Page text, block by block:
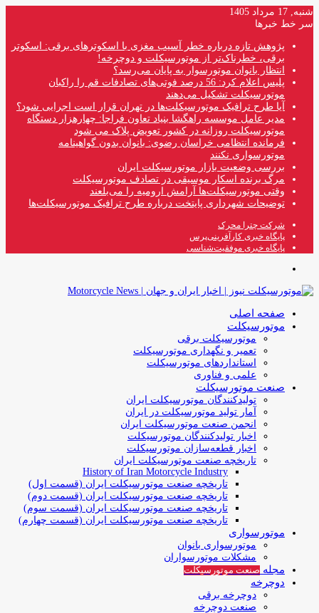
شنبه, 17 مرداد 1405
سر خط خبرها
پژوهش تازه درباره خطر آسیب مغزی با اسکوترهای برقی: اسکوتر
برقی، خطرناک‌تر از موتورسیکلت و دوچرخه!
انتظار بانوان موتورسوار به پایان می‌رسد؟
پلیس اعلام کرد: 56 درصد فوتی‌های تصادفات قم را راکبان
موتورسیکلت تشکیل می‌دهند
آیا طرح ترافیک موتورسیکلت‌ها در تهران قرار است اجرایی شود؟
مدیر عامل موسسه راهگشا بنیاد تعاون فراجا: چهارهزار دستگاه
موتورسیکلت روزانه در کشور تعویض پلاک می شود
فرمانده انتظامی خراسان رضوی: بانوان بدون گواهینامه
موتورسواری نکنند
بررسی وضعیت بازار موتورسیکلت ایران
مرگ برنده اسکار موسیقی در تصادف موتورسیکلت
وقتی موتورسیکلت‌ها آرامش ارومیه را می‌بلعند
توضیحات شهرداری پایتخت درباره طرح ترافیک موتورسیکلت‌ها
شرکت چترا محرک
پایگاه خبری کارآفرینی‌پرس
پایگاه خبری موفقیت‌شناسی
صفحه اصلی
موتورسیکلت
موتورسیکلت برقی
تعمیر و نگهداری موتورسیکلت
استانداردهای موتورسیکلت
علمی و فناوری
صنعت موتورسیکلت
تولیدکنندگان موتورسیکلت ایران
آمار تولید موتورسیکلت در ایران
انجمن صنعت موتورسیکلت ایران
اخبار تولیدکنندگان موتورسیکلت
اخبار قطعه‌سازان موتورسیکلت
تاریخچه صنعت موتورسیکلت ایران
History of Iran Motorcycle Industry
تاریخچه صنعت موتورسیکلت ایران (قسمت اول)
تاریخچه صنعت موتورسیکلت ایران (قسمت دوم)
تاریخچه صنعت موتورسیکلت ایران (قسمت سوم)
تاریخچه صنعت موتورسیکلت ایران (قسمت چهارم)
موتورسواری
موتورسواری بانوان
مشکلات موتورسواران
مجله صنعت موتورسیکلت
دوچرخه
دوچرخه برقی
صنعت دوچرخه